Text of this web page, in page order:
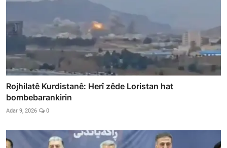
Rojhilatê Kurdistanê: Herî zêde Loristan hat
bombebarankirin
Adar 9, 2026 0